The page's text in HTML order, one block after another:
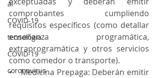
ai
COVID-19
tecnologia
COVID-19
coronavirus
comprobantes cumpliendo
requisitos específicos (como detallar
enseñanza programática,
extraprogramática y otros servicios
como comedor o transporte).
•    Medicina Prepaga: Deberán emitir